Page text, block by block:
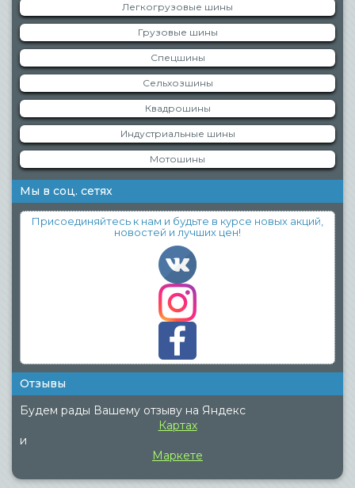
Легкогрузовые шины
Грузовые шины
Спецшины
Сельхозшины
Квадрошины
Индустриальные шины
Мотошины
Мы в соц. сетях
Присоединяйтесь к нам и будьте в курсе новых акций,
новостей и лучших цен!
Отзывы
Будем рады Вашему отзыву на Яндекс
Картах
и
Маркете